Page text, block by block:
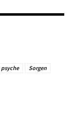
psyche Sorgen